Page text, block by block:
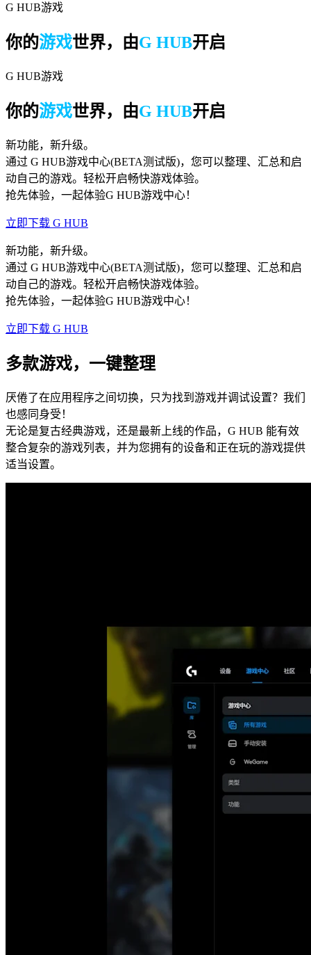
G HUB游戏
你的游戏世界，由G HUB开启
G HUB游戏
你的游戏世界，由G HUB开启
新功能，新升级。
通过 G HUB游戏中心(BETA测试版)，您可以整理、汇总和启
动自己的游戏。轻松开启畅快游戏体验。
抢先体验，一起体验G HUB游戏中心！
立即下载 G HUB
新功能，新升级。
通过 G HUB游戏中心(BETA测试版)，您可以整理、汇总和启
动自己的游戏。轻松开启畅快游戏体验。
抢先体验，一起体验G HUB游戏中心！
立即下载 G HUB
多款游戏，一键整理
厌倦了在应用程序之间切换，只为找到游戏并调试设置？我们
也感同身受！
无论是复古经典游戏，还是最新上线的作品，G HUB 能有效
整合复杂的游戏列表，并为您拥有的设备和正在玩的游戏提供
适当设置。